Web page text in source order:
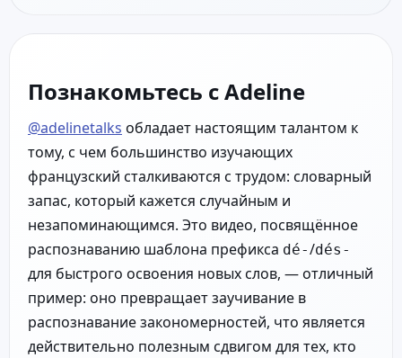
Познакомьтесь с Adeline
@adelinetalks обладает настоящим талантом к
тому, с чем большинство изучающих
французский сталкиваются с трудом: словарный
запас, который кажется случайным и
незапоминающимся. Это видео, посвящённое
распознаванию шаблона префикса dé-/dés-
для быстрого освоения новых слов, — отличный
пример: оно превращает заучивание в
распознавание закономерностей, что является
действительно полезным сдвигом для тех, кто